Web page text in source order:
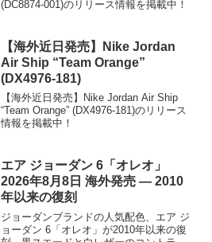
(DC8874-001)のリリース情報を掲載中！
【海外近日発売】Nike Jordan
Air Ship “Team Orange”
(DX4976-181)
【海外近日発売】Nike Jordan Air Ship
“Team Orange” (DX4976-181)のリリース
情報を掲載中！
エア ジョーダン 6「オレオ」
2026年8月8日 海外発売 ― 2010
年以来の復刻
ジョーダンブランドの人気配色、エア ジ
ョーダン 6「オレオ」が2010年以来の復